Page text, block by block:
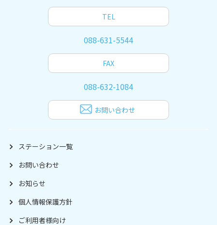
TEL
088-631-5544
FAX
088-632-1084
お問い合わせ
ステーション一覧
お問い合わせ
お知らせ
個人情報保護方針
ご利用者様向け